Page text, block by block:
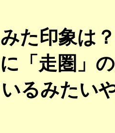
た印象は
「走圏」
るみたい